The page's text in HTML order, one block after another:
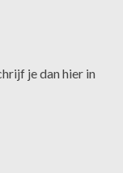
je dan hier in